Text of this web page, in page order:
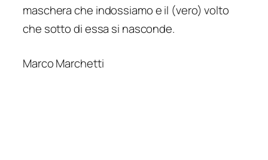
maschera che indossiamo e il (vero) volto
che sotto di essa si nasconde.
Marco Marchetti